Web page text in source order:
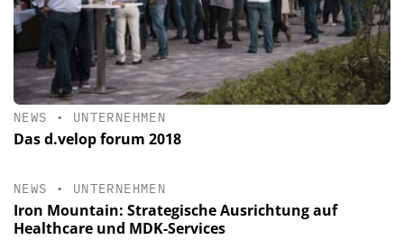
NEWS • UNTERNEHMEN
Das d.velop forum 2018
NEWS • UNTERNEHMEN
Iron Mountain: Strategische Ausrichtung auf
Healthcare und MDK-Services